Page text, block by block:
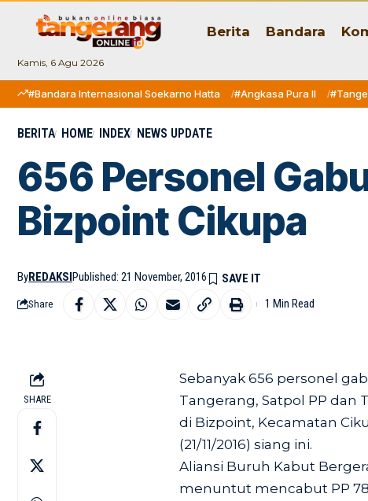
Kamis, 6 Agu 2026
Berita Bandara
#Bandara Internasional Soekarno Hatta #Angkasa Pura II
BERITA HOME INDEX NEWS UPDATE
656 Personel
Bizpoint Cikupa
ByREDAKSIPublished: 21 November, 2016
Share 1 Min Read
SHARE
Sebanyak 656 personel
Tangerang, Satpol PP dan
di Bizpoint, Kecamatan
(21/11/2016) siang ini.
Aliansi Buruh Kabut
menuntut mencabut PP